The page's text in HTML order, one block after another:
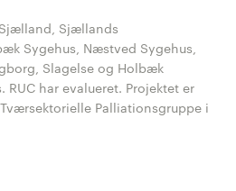
Sjællands
Sygehus, Næstved Sygehus,
Slagelse og Holbæk
RUC har evalueret. Projektet er
Palliationsgruppe i